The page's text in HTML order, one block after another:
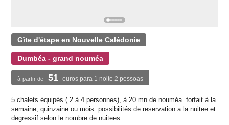
Gîte d'étape en Nouvelle Calédonie
Dumbéa - grand nouméa
à partir de 51 euros para 1 noite 2 pessoas
5 chalets équipés ( 2 à 4 personnes), à 20 mn de nouméa. forfait à la
semaine, quinzaine ou mois .possibilités de reservation a la nuitee et
degressif selon le nombre de nuitees...